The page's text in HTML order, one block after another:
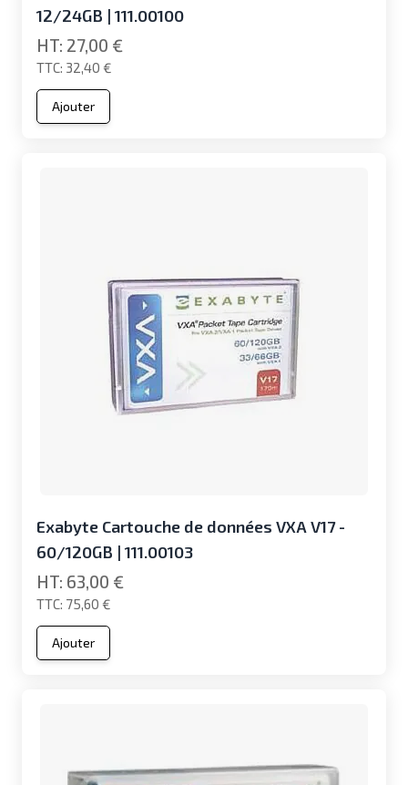
12/24GB | 111.00100
32,40 €
27,00 €
Ajouter
Exabyte Cartouche de données VXA V17 -
60/120GB | 111.00103
75,60 €
63,00 €
Ajouter